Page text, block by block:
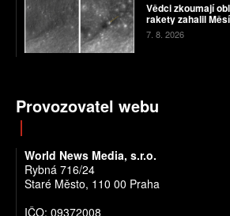
Vědci zkoumají
rakety zahalil
7. 8. 2026
Provozovatel webu
World News Media, s.r.o.
Rybná 716/24
Staré Město, 110 00 Praha
IČO: 09372008